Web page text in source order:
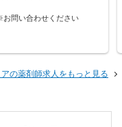
問い合わせください
の薬剤師求人をもっと見る